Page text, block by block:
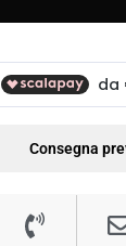
Consegna